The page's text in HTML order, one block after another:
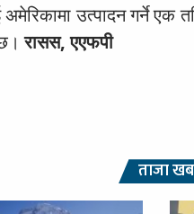
उत्पादन गर्ने एक
रासस, एएफपी
ताजा